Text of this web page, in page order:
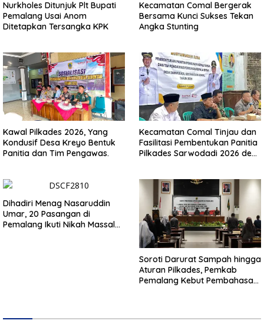
Nurkholes Ditunjuk Plt Bupati
Pemalang Usai Anom
Ditetapkan Tersangka KPK
Kecamatan Comal Bergerak
Bersama Kunci Sukses Tekan
Angka Stunting
Kawal Pilkades 2026, Yang
Kondusif Desa Kreyo Bentuk
Panitia dan Tim Pengawas.
Kecamatan Comal Tinjau dan
Fasilitasi Pembentukan Panitia
Pilkades Sarwodadi 2026 demi
Dihadiri Menag Nasaruddin
Umar, 20 Pasangan di
Pemalang Ikuti Nikah Massal
Soroti Darurat Sampah hingga
Aturan Pilkades, Pemkab
Pemalang Kebut Pembahasan